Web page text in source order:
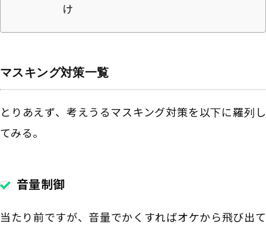
け
マスキング対策一覧
とりあえず、考えうるマスキング対策を以下に羅列し
てみる。
音量制御
当たり前ですが、音量でかくすればオケから飛び出て